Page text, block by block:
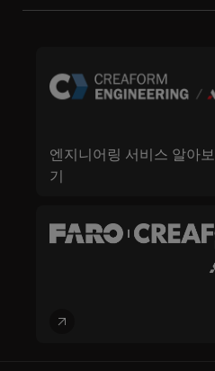
엔지니어링 서비스 알아보
기